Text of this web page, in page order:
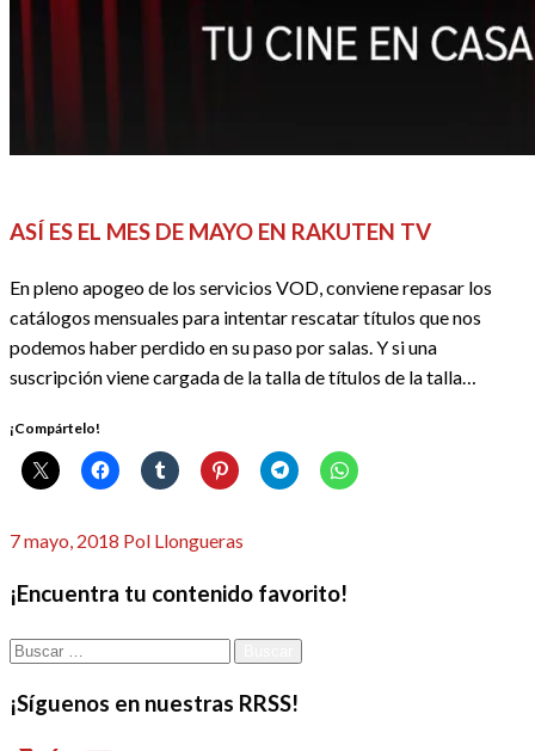
ASÍ ES EL MES DE MAYO EN RAKUTEN TV
En pleno apogeo de los servicios VOD, conviene repasar los
catálogos mensuales para intentar rescatar títulos que nos
podemos haber perdido en su paso por salas. Y si una
suscripción viene cargada de la talla de títulos de la talla…
¡Compártelo!
Publicado
7 mayo, 2018 Pol Llongueras
¡Encuentra tu contenido favorito!
Buscar:
¡Síguenos en nuestras RRSS!